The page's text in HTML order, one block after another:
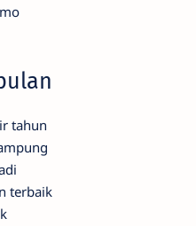
tahun
terbaik